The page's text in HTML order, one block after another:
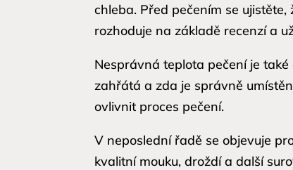
chleba. Před pečením se
rozhoduje na základě recenzí a
Nesprávná teplota pečení je
zahřátá a zda je správně
ovlivnit proces pečení.
V neposlední řadě se objevuje
kvalitní mouku, droždí a další